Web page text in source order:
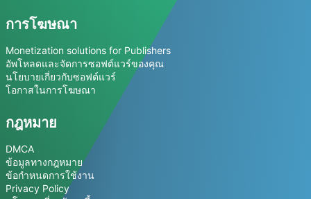
การโฆษณา
Monetization solutions for Publishers
อัพโหลดและจัดการซอฟต์แวร์ของคุณ
นโยบายเกี่ยวกับซอฟต์แวร์
โอกาสในการโฆษณา
กฎหมาย
DMCA
ข้อมูลทางกฎหมาย
ข้อกำหนดการใช้งาน
Privacy Policy